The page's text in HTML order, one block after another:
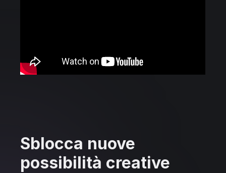
Sblocca nuove
possibilità creative